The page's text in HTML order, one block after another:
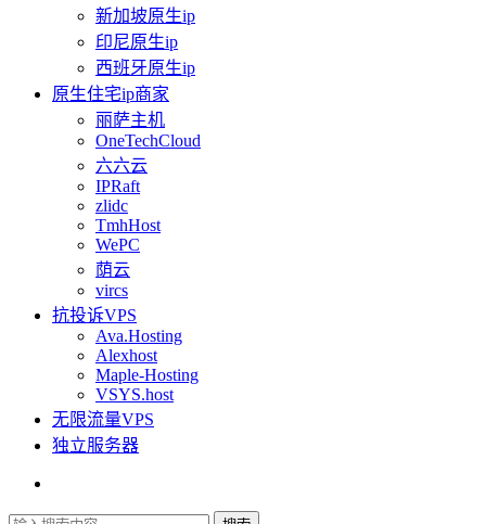
新加坡原生ip
印尼原生ip
西班牙原生ip
原生住宅ip商家
丽萨主机
OneTechCloud
六六云
IPRaft
zlidc
TmhHost
WePC
荫云
vircs
抗投诉VPS
Ava.Hosting
Alexhost
Maple-Hosting
VSYS.host
无限流量VPS
独立服务器